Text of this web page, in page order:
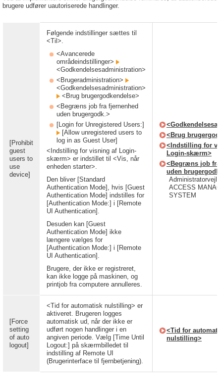
brugere udfører uautoriserede handlinger.
[Prohibit
guest
users to
use
device]
Følgende indstillinger sættes til
<Til>.
<Avancerede
områdeindstillinger>
<Godkendelsesadministration>
<Brugeradministration>
<Godkendelsesadministration>
<Brug brugergodkendelse>
<Begræns job fra fjernenhed
uden brugergodk.>
[Login for Unregistered Users:]
[Allow unregistered users to
log in as Guest User]
<Indstilling for visning af Login-
skærm> er indstillet til <Vis, når
enheden starter>.
Den bliver [Standard
Authentication Mode], hvis [Guest
Authentication Mode] indstilles for
[Authentication Mode:] i [Remote
UI Authentication].
Desuden kan [Guest
Authentication Mode] ikke
længere vælges for
[Authentication Mode:] i [Remote
UI Authentication].
Brugere, der ikke er registreret,
kan ikke logge på maskinen, og
printjob fra computere annulleres.
<Brug
<Indstilling for
Login-skærm>
<Begræns job fra
uden
ACCESS
SYSTEM
[Force
setting
of auto
logout]
<Tid for automatisk nulstilling> er
aktiveret. Brugeren logges
automatisk ud, når der ikke er
udført nogen handlinger i en
angiven periode. Vælg [Time Until
Logout:] på skærmbilledet til
indstilling af Remote UI
(Brugerinterface til fjernbetjening).
<Tid for
nulstilling>